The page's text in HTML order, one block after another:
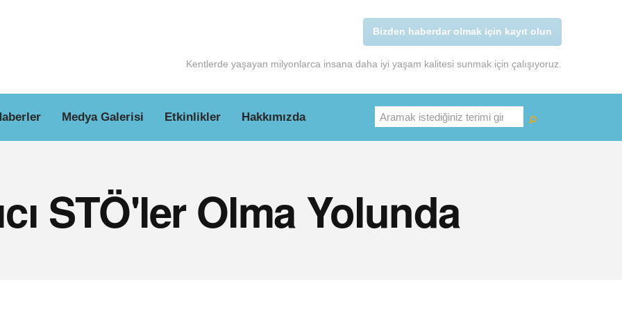
Kentlerde yaşayan milyonlarca insana daha iyi yaşam kalitesi sunmak için çalışıyoruz.
Bizden haberdar olmak için kayıt olun
Medya Galerisi Etkinlikler Hakkımızda Ara
STÖ'ler Olma Yolunda